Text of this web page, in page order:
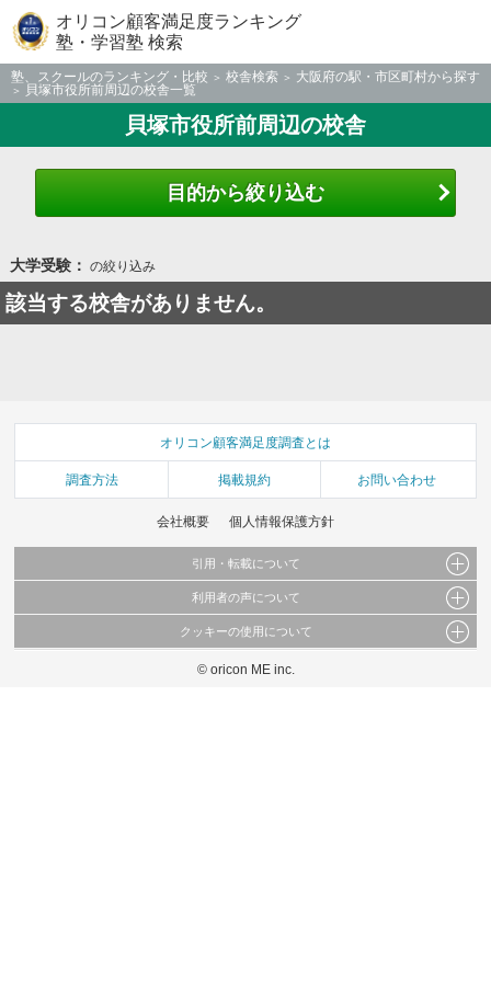
オリコン顧客満足度ランキング
塾・学習塾 検索
塾、スクールのランキング・比較 校舎検索
大阪府の駅・市区町村から探す
貝塚市役所前周辺の校舎一覧
貝塚市役所前周辺の校舎
目的から絞り込む
大学受験： の絞り込み
該当する校舎がありません。
オリコン顧客満足度調査とは
調査方法 掲載規約 お問い合わせ
会社概要 個人情報保護方針
引用・転載について
当サイトで公開されている情報（文字、写真、イラスト、画像データ等）及びこれらの配
これらの情報を権利者の許可なく無断転載・複製などの二次利用を行うことは固く禁じて
利用者の声について
当サイトに掲載している内容はすべてサービスの利用者が提出された見解・感想です。
弊社の見解・ 意見ではないことをご理解いただいた上でご覧ください。
クッキーの使用について
このサイトでは Cookie を使用して、ユーザーに合わせたコンテンツや広告の表示、ソー
© oricon ME inc.